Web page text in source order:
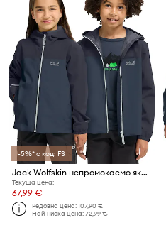
-5%* с код: FS
Jack Wolfskin непромокаемо яке за деца ADVENTURETRIBE 2L JKT K
Текуща цена:
67,99 €
Редовна цена:107,90 €
Най-ниска цена:72,99 €